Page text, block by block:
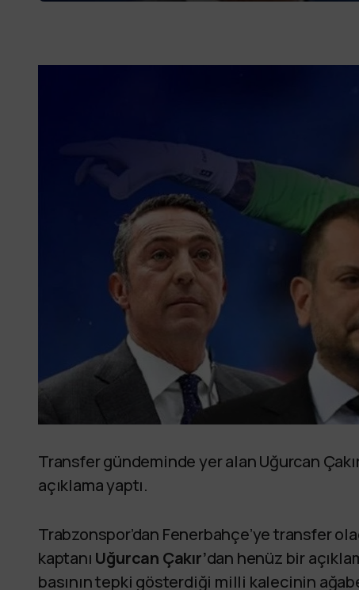
Transfer gündeminde yer alan Uğurcan
açıklama yaptı.
Trabzonspor’dan Fenerbahçe’ye transfer
kaptanı Uğurcan Çakır’dan henüz bir
basının tepki gösterdiği milli kalecinin